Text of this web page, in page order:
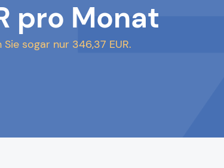
pro Monat
sogar nur 346,37 EUR.